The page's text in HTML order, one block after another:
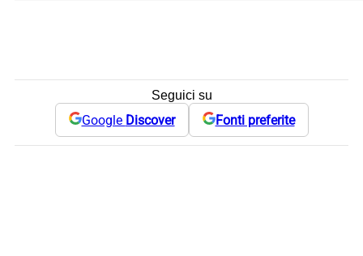
Seguici su
Google Discover Fonti preferite